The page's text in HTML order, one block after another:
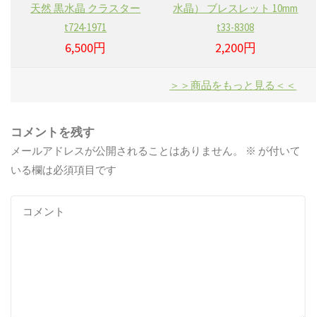
天然 黒水晶 クラスター
t724-1971
6,500円
水晶） ブレスレット 10mm
t33-8308
2,200円
＞＞商品をもっと見る＜＜
コメントを残す
メールアドレスが公開されることはありません。 ※ が付いて
いる欄は必須項目です